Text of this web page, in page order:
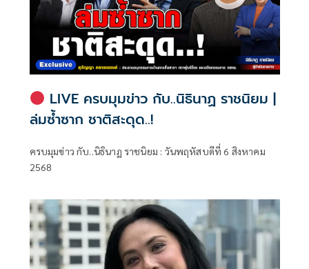
LIVE ครบมุมข่าว กับ..นิธินาฏ ราชนิยม |
ล่มซ้ำซาก ชาติสะดุด..!
ครบมุมข่าว กับ..นิธินาฏ ราชนิยม : วันพฤหัสบดีที่ 6 สิงหาคม
2568